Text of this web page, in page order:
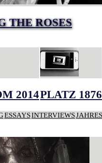
THE ROSES
2014PLATZ 1876
ESSAYSINTERVIEWS